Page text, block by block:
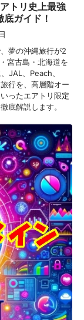
トリ史上最強
ガイド！
夢の沖縄旅行が2
宮古島・北海道を
JAL、Peach、
行を、高層階オー
ったエアトリ限定
底解説します。